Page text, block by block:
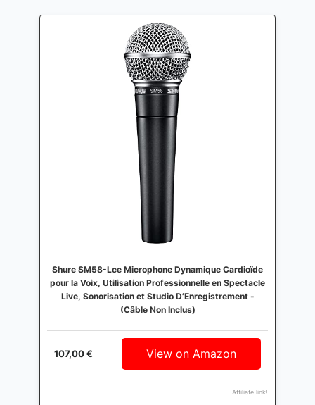
Shure SM58-Lce Microphone Dynamique Cardioïde
pour la Voix, Utilisation Professionnelle en Spectacle
Live, Sonorisation et Studio D’Enregistrement -
(Câble Non Inclus)
107,00 € View on Amazon
Affiliate link!